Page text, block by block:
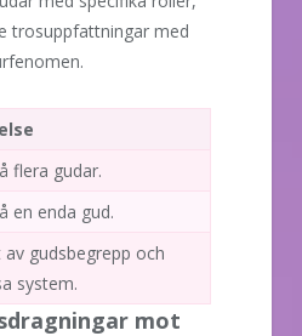
trosuppfattningar med
flera gudar.
en enda gud.
av gudsbegrepp och
system.
mot